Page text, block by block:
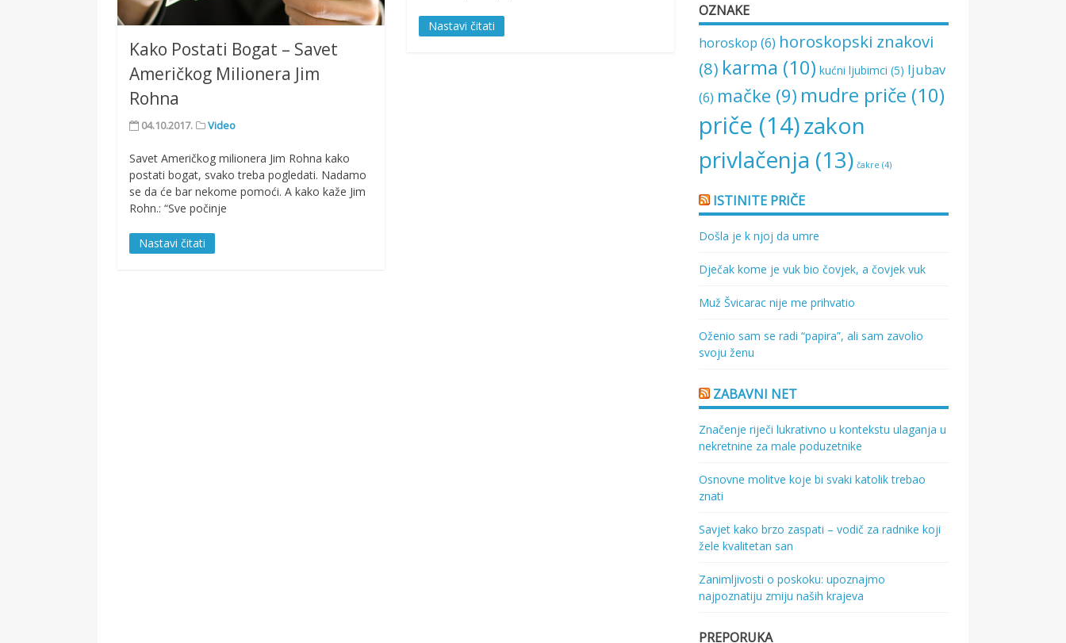
Kako Postati Bogat – Savet
Američkog Milionera Jim
Rohna
04.10.2017. Video
Savet Američkog milionera Jim Rohna kako
postati bogat, svako treba pogledati. Nadamo
se da će bar nekome pomoći. A kako kaže Jim
Rohn.: “Sve počinje
Nastavi čitati
Nastavi čitati
OZNAKE
horoskop (6) horoskopski znakovi
(8) karma (10) kućni ljubimci (5) ljubav
(6) mačke (9) mudre priče (10)
priče (14)zakon
privlačenja (13) čakre (4)
ISTINITE PRIČE
Došla je k njoj da umre
Dječak kome je vuk bio čovjek, a čovjek vuk
Muž Švicarac nije me prihvatio
Oženio sam se radi “papira”, ali sam zavolio
svoju ženu
ZABAVNI NET
Značenje riječi lukrativno u kontekstu ulaganja u
nekretnine za male poduzetnike
Osnovne molitve koje bi svaki katolik trebao
znati
Savjet kako brzo zaspati – vodič za radnike koji
žele kvalitetan san
Zanimljivosti o poskoku: upoznajmo
najpoznatiju zmiju naših krajeva
PREPORUKA